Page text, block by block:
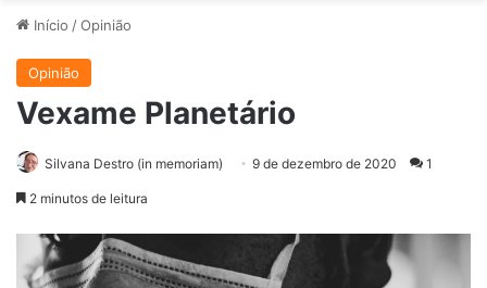
Início /Opinião
Opinião
Vexame Planetário
Silvana Destro (in memoriam) 9 de dezembro de 2020 1
2 minutos de leitura